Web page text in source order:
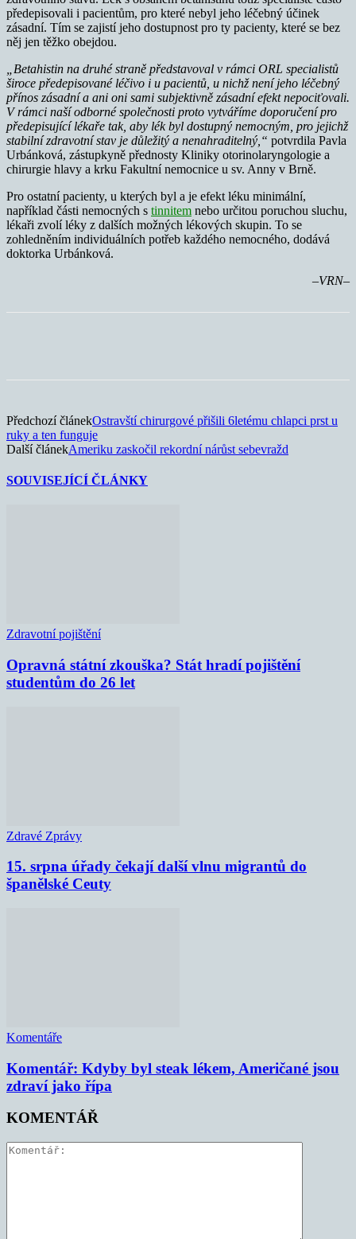
předepisovali i pacientům, pro které nebyl jeho léčebný účinek
zásadní. Tím se zajistí jeho dostupnost pro ty pacienty, které se bez
něj jen těžko obejdou.
„Betahistin na druhé straně představoval v rámci ORL specialistů
široce předepisované léčivo i u pacientů, u nichž není jeho léčebný
přínos zásadní a ani oni sami subjektivně zásadní efekt nepociťovali.
V rámci naší odborné společnosti proto vytváříme doporučení pro
předepisující lékaře tak, aby lék byl dostupný nemocným, pro jejichž
stabilní zdravotní stav je důležitý a nenahraditelný,“ potvrdila Pavla
Urbánková, zástupkyně přednosty Kliniky otorinolaryngologie a
chirurgie hlavy a krku Fakultní nemocnice u sv. Anny v Brně.
Pro ostatní pacienty, u kterých byl a je efekt léku minimální,
například části nemocných s tinnitem nebo určitou poruchou sluchu,
lékaři zvolí léky z dalších možných lékových skupin. To se
zohledněním individuálních potřeb každého nemocného, dodává
doktorka Urbánková.
–VRN–
Předchozí článekOstravští chirurgové přišili 6letému chlapci prst u
ruky a ten funguje
Další článekAmeriku zaskočil rekordní nárůst sebevražd
SOUVISEJÍCÍ ČLÁNKY
Zdravotní pojištění
Opravná státní zkouška? Stát hradí pojištění
studentům do 26 let
Zdravé Zprávy
15. srpna úřady čekají další vlnu migrantů do
španělské Ceuty
Komentáře
Komentář: Kdyby byl steak lékem, Američané jsou
zdraví jako řípa
KOMENTÁŘ